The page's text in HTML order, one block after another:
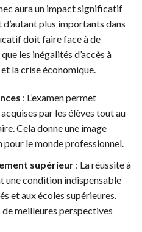
aura un impact significatif
d’autant plus importants dans
doit faire face à de
les inégalités d’accès à
la crise économique.
: L’examen permet
par les élèves tout au
Cela donne une image
le monde professionnel.
supérieur: La réussite à
une condition indispensable
et aux écoles supérieures.
meilleures perspectives